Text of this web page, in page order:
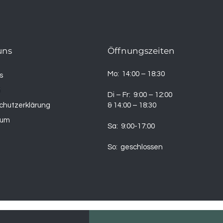
Öffnungszeiten
Mo: 14:00 – 18:30
Di – Fr: 9:00 – 12:00
& 14:00 – 18:30
Sa: 9:00-17:00
So: geschlossen